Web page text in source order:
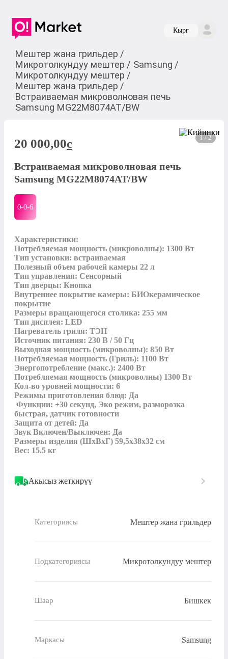
Кырг
Мештер жана грильдер /
Микротолкундуу мештер / Samsung /
Микротолкундуу мештер /
Мештер жана грильдер /
Встраиваемая микроволновая печь
Samsung MG22M8074AT/BW
1 / 2
20 000,00c
Встраиваемая микроволновая печь
Samsung MG22M8074AT/BW
0-0-6
Характеристики:
Потребляемая мощность (микроволны): 1300 Вт
Тип установки: встраиваемая
Полезный объем рабочей камеры 22 л
Тип управления: Сенсорный
Тип дверцы: Кнопка
Внутреннее покрытие камеры: БИОкерамическое
покрытие
Размеры вращающегося столика: 255 мм
Тип дисплея: LED
Нагреватель гриля: ТЭН
Источник питания: 230 В / 50 Гц
Выходная мощность (микроволны): 850 Вт
Потребляемая мощность (Гриль): 1100 Вт
Энергопотребление (макс.): 2400 Вт
Потребляемая мощность (микроволны) 1300 Вт
Кол-во уровней мощности: 6
Режимы приготовления блюд: Да
быстрая, датчик готовности
Защита от детей: Да
Звук Включен/Выключен: Да
Размеры изделия (ШxВxГ) 59,5x38x32 см
Вес: 15.5 кг
Акысыз жеткирүү
Категориясы Мештер жана грильдер
Подкатегориясы Микротолкундуу мештер
Шаар Бишкек
Маркасы Samsung